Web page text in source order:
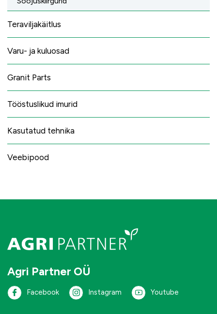
Teraviljakäitlus
Varu- ja kuluosad
Granit Parts
Tööstuslikud imurid
Kasutatud tehnika
Veebipood
Agri Partner OÜ
Facebook Instagram Youtube